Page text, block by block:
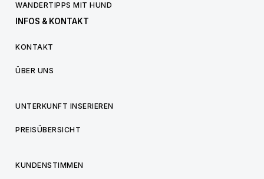
WANDERTIPPS MIT HUND
INFOS & KONTAKT
KONTAKT
ÜBER UNS
UNTERKUNFT INSERIEREN
PREISÜBERSICHT
KUNDENSTIMMEN